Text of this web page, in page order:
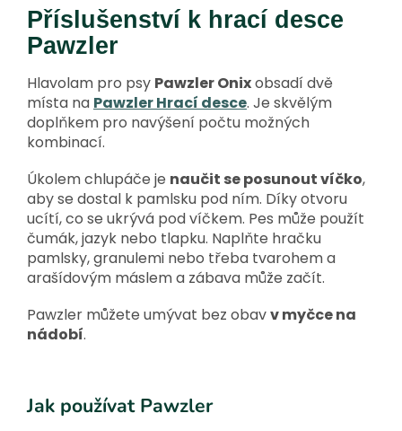
Příslušenství k hrací desce
Pawzler
Hlavolam pro psy Pawzler Onixobsadí dvě
místa na Pawzler Hrací desce. Je skvělým
doplňkem pro navýšení počtu možných
kombinací.
Úkolem chlupáče je naučit se posunout víčko,
aby se dostal k pamlsku pod ním. Díky otvoru
ucítí, co se ukrývá pod víčkem. Pes může použít
čumák, jazyk nebo tlapku. Naplňte hračku
pamlsky, granulemi nebo třeba tvarohem a
arašídovým máslem a zábava může začít.
Pawzler můžete umývat bez obavv myčce na
nádobí.
Jak používat Pawzler